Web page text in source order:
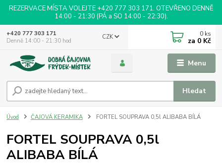
REZERVACE MÍSTA VOLEJTE +420 777 303 171. OTEVŘENO DENNĚ
14:00 - 21:30 (PÁ a SO 14:00 - 22:30).
Menu
CZK
Hledat
+420 777 303 171
Denně 14:00 - 21:30 hod
0 ks
za 0 Kč
Úvod ČAJOVÁ KERAMIKA FORTEL SOUPRAVA 0,5l ALIBABA BÍLÁ
FORTEL SOUPRAVA 0,5l
ALIBABA BÍLÁ